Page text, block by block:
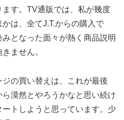
す。TV通販では、私が幾度
は、全てJ.T.からの購入で
となった面々が熱く商品説明
ません。
の買い替えは、これが最後
漠然とやろうかなと思い続け
トしようと思っています。少